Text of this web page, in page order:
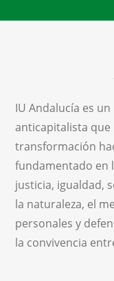
IU Andalucía es
anticapitalista
transformación
fundamentado en
justicia, igualdad,
la naturaleza, el
personales y
la convivencia